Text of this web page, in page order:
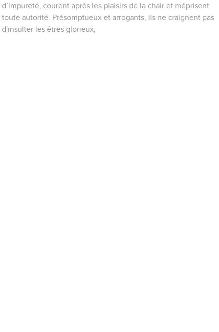
d’impureté, courent après les plaisirs de la chair et méprisent
toute autorité. Présomptueux et arrogants, ils ne craignent pas
d'insulter les êtres glorieux,